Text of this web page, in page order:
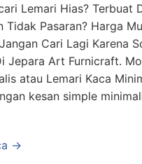
Lemari Hias? Terbuat
Tidak Pasaran? Harga
Cari Lagi Karena
Jepara Art Furnicraft.
atau Lemari Kaca
kesan simple
→